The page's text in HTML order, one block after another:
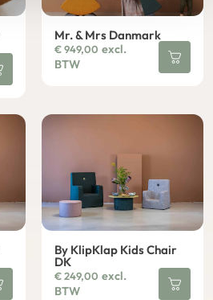
Mr. & Mrs Danmark
€949,00 excl.
BTW
By KlipKlap Kids Chair
DK
€249,00 excl.
BTW